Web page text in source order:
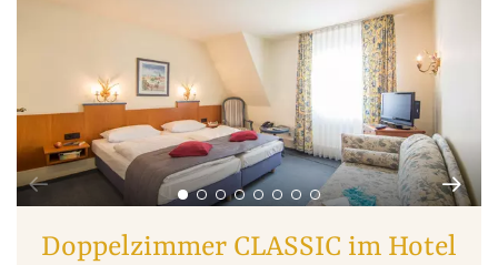
Doppelzimmer CLASSIC im Hotel